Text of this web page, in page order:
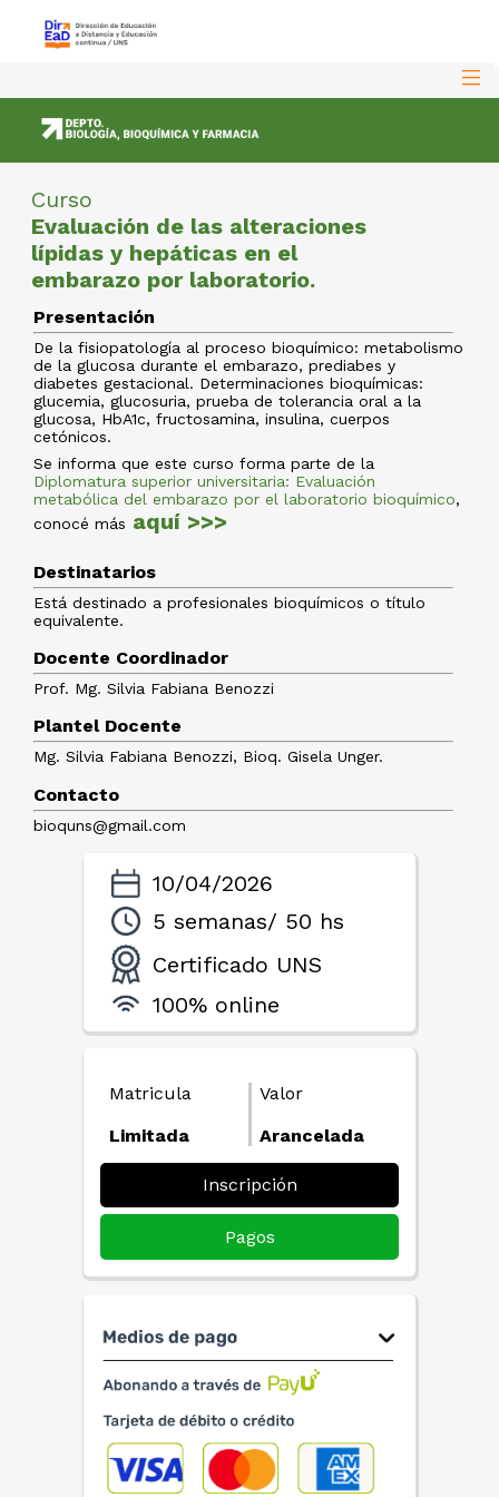
Curso
Evaluación de las alteraciones
lípidas y hepáticas en el
embarazo por laboratorio.
Presentación
De la fisiopatología al proceso bioquímico: metabolismo
de la glucosa durante el embarazo, prediabes y
diabetes gestacional. Determinaciones bioquímicas:
glucemia, glucosuria, prueba de tolerancia oral a la
glucosa, HbA1c, fructosamina, insulina, cuerpos
cetónicos.
Se informa que este curso forma parte de la
Diplomatura superior universitaria: Evaluación
metabólica del embarazo por el laboratorio bioquímico,
conocé más aquí >>>
Destinatarios
Está destinado a profesionales bioquímicos o título
equivalente.
Docente Coordinador
Prof. Mg. Silvia Fabiana Benozzi
Plantel Docente
Mg. Silvia Fabiana Benozzi, Bioq. Gisela Unger.
Contacto
bioquns@gmail.com
10/04/2026
5 semanas/ 50 hs
Certificado UNS
100% online
Matricula
Limitada
Valor
Arancelada
Inscripción
Pagos